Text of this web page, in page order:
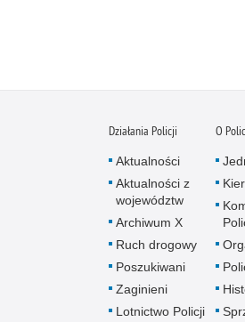
Działania Policji
Aktualności
Aktualności z
województw
Archiwum X
Ruch drogowy
Poszukiwani
Zaginieni
Lotnictwo Policji
O